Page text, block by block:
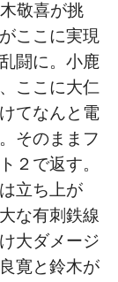
敬喜が挑
ここに実現
闘に。小鹿
ここに大仁
てなんと電
そのままフ
２で返す。
立ち上が
な有刺鉄線
大ダメージ
寛と鈴木が